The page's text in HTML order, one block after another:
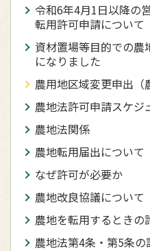
令和6年4月1日以降の
転用許可申請について
資材置場等目的での
になりました
農用地区域変更申出（
農地法許可申請スケジ
農地法関係
農地転用届出について
なぜ許可が必要か
農地改良協議について
農地を転用するときの
農地法第4条・第5条の